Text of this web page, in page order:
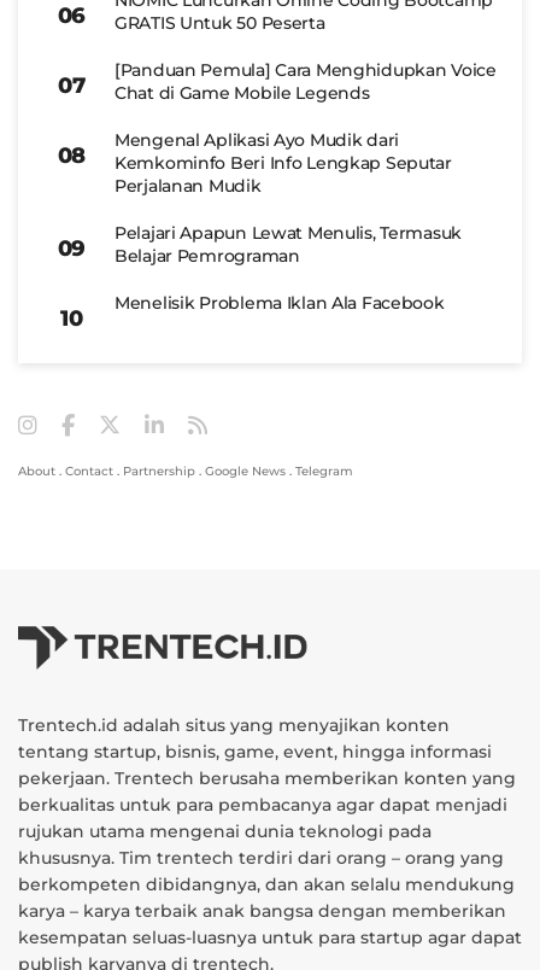
GRATIS Untuk 50 Peserta
[Panduan Pemula] Cara Menghidupkan Voice
Chat di Game Mobile Legends
Mengenal Aplikasi Ayo Mudik dari
Kemkominfo Beri Info Lengkap Seputar
Perjalanan Mudik
Pelajari Apapun Lewat Menulis, Termasuk
Belajar Pemrograman
Menelisik Problema Iklan Ala Facebook
About . Contact . Partnership . Google News . Telegram
Trentech.id adalah situs yang menyajikan konten
tentang startup, bisnis, game, event, hingga informasi
pekerjaan. Trentech berusaha memberikan konten yang
berkualitas untuk para pembacanya agar dapat menjadi
rujukan utama mengenai dunia teknologi pada
khususnya. Tim trentech terdiri dari orang – orang yang
berkompeten dibidangnya, dan akan selalu mendukung
karya – karya terbaik anak bangsa dengan memberikan
kesempatan seluas-luasnya untuk para startup agar dapat
publish karyanya di trentech.